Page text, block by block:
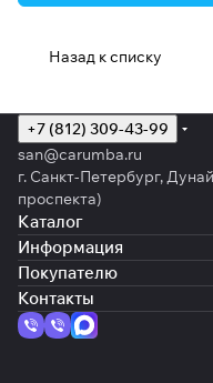
Назад к списку
+7 (812) 309-43-99
san@carumba.ru
г. Санкт-Петербург,
проспекта)
Каталог
Информация
Покупателю
Контакты